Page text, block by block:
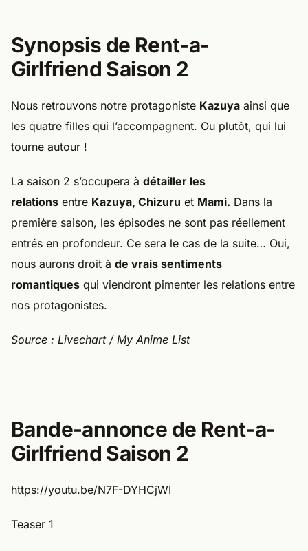
Synopsis de Rent-a-
Girlfriend Saison 2
Nous retrouvons notre protagoniste Kazuya ainsi que
les quatre filles qui l’accompagnent. Ou plutôt, qui lui
tourne autour !
La saison 2 s’occupera à détailler les
relations entre Kazuya, Chizuru et Mami. Dans la
première saison, les épisodes ne sont pas réellement
entrés en profondeur. Ce sera le cas de la suite… Oui,
nous aurons droit à de vrais sentiments
romantiques qui viendront pimenter les relations entre
nos protagonistes.
Source : Livechart / My Anime List
Bande-annonce de Rent-a-
Girlfriend Saison 2
https://youtu.be/N7F-DYHCjWI
Teaser 1